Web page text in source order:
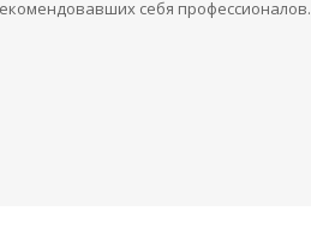
себя профессионалов.